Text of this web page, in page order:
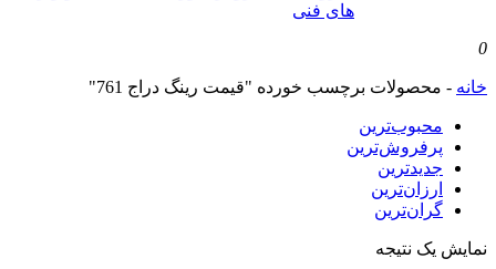
های فنی
0
خانه - محصولات برچسب خورده "قیمت رینگ دراج 761"
محبوب‌ترین
پرفروش‌ترین
جدیدترین
ارزان‌ترین
گران‌ترین
نمایش یک نتیجه